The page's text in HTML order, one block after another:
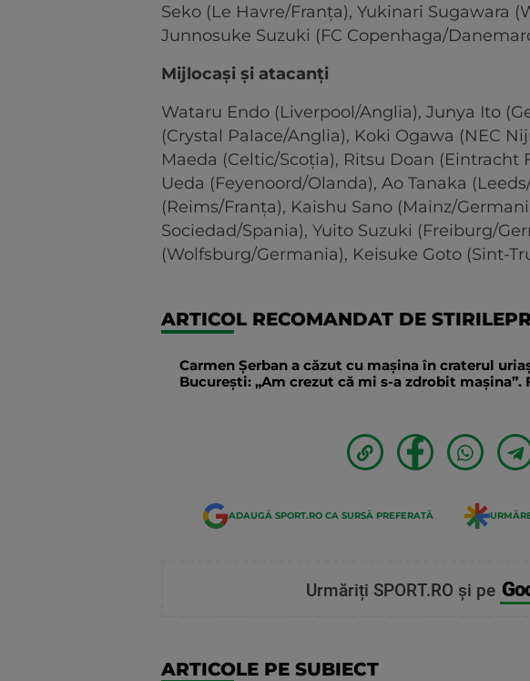
Seko (Le Havre/Franţa), Yukinari Sugawara
Junnosuke Suzuki (FC Copenhaga/
Mijlocaşi şi atacanţi
Wataru Endo (Liverpool/Anglia), Junya Ito
(Crystal Palace/Anglia), Koki Ogawa (NEC
Maeda (Celtic/Scoţia), Ritsu Doan (Eintracht
Ueda (Feyenoord/Olanda), Ao Tanaka
(Reims/Franţa), Kaishu Sano (Mainz/
Sociedad/Spania), Yuito Suzuki (Freiburg/
(Wolfsburg/Germania), Keisuke Goto (Sint-
ARTICOL RECOMANDAT DE
Carmen Șerban a căzut cu mașina în craterul
București: „Am crezut că mi s-a zdrobit mașina”.
ADAUGĂ SPORT.RO CA SURSĂ PREFERATĂ
Urmăriți SPORT.RO și pe
ARTICOLE PE SUBIECT